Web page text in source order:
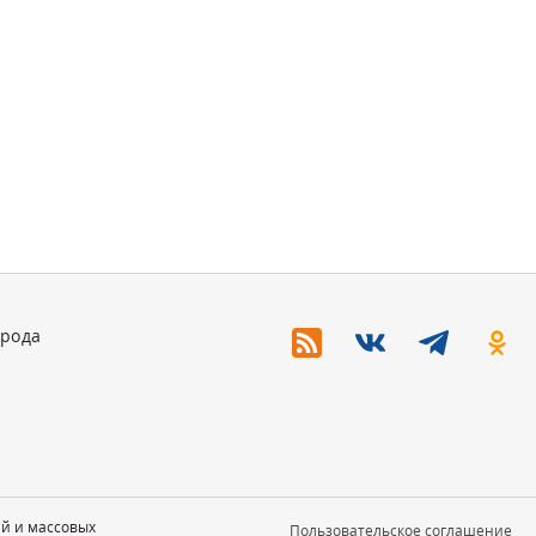
и массовых Пользовательское соглашение